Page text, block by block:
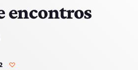
encontros